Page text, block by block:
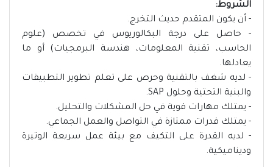
الشروط:
- أن يكون المتقدم حديث التخرج.
- حاصل على درجة البكالوريوس في تخصص (علوم
الحاسب، تقنية المعلومات، هندسة البرمجيات) أو ما
يعادلها.
- لديه شغف بالتقنية وحرص على تعلم تطوير التطبيقات
والبنية التحتية وحلول SAP.
- يمتلك مهارات قوية في حل المشكلات والتحليل.
- يمتلك قدرات ممتازة في التواصل والعمل الجماعي.
- لديه القدرة على التكيف مع بيئة عمل سريعة الوتيرة
وديناميكية.